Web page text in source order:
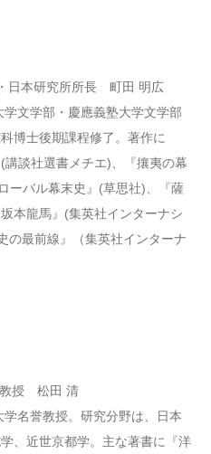
日本研究所所長 町田 明広
文学部・慶應義塾大学文学部
博士後期課程修了。著作に
講談社選書メチエ)、『攘夷の幕
ーバル幕末史』(草思社)、『薩
本龍馬』(集英社インターナシ
の最前線』（集英社インターナ
教授 松田 清
名誉教授。研究分野は、日本
、近世京都学。主な著書に『洋